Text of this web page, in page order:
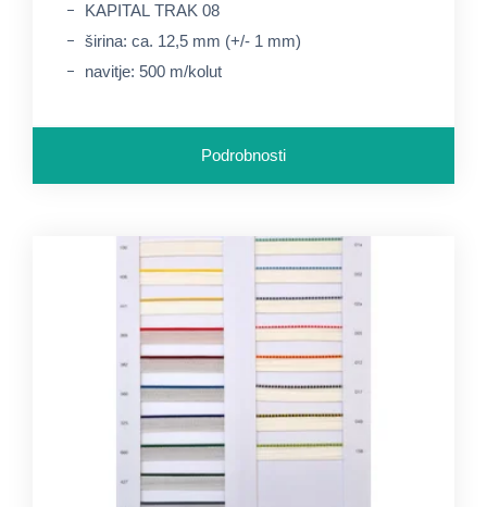
KAPITAL TRAK 08
širina: ca. 12,5 mm (+/- 1 mm)
navitje: 500 m/kolut
Podrobnosti